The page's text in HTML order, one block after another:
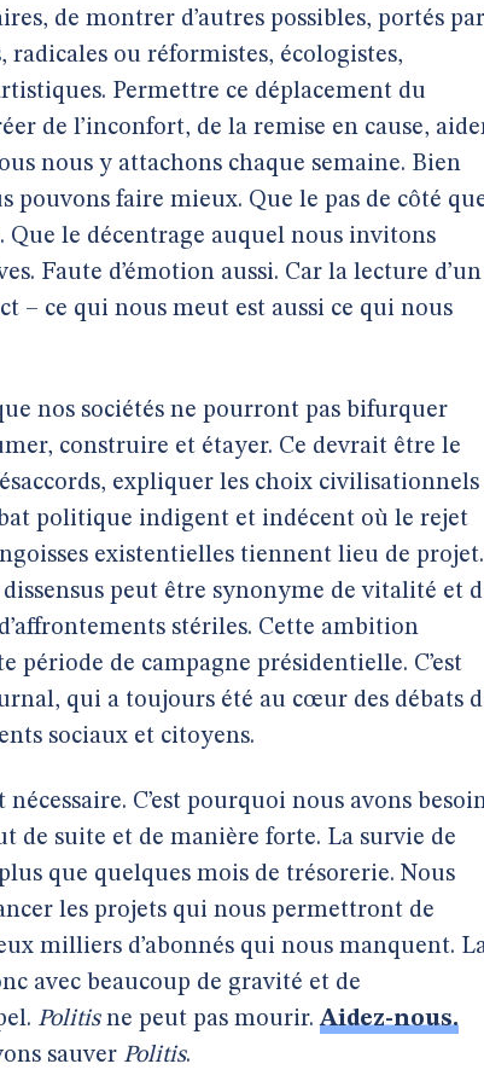
de montrer d’autres possibles, portés par
ou réformistes, écologistes,
Permettre ce déplacement du
de l’inconfort, de la remise en cause,
nous y attachons chaque semaine. Bien
pouvons faire mieux. Que le pas de côté
Que le décentrage auquel nous invitons
Faute d’émotion aussi. Car la lecture d’un
– ce qui nous meut est aussi ce qui nous
nos sociétés ne pourront pas bifurquer
construire et étayer. Ce devrait être le
expliquer les choix civilisationnels
politique indigent et indécent où le rejet
existentielles tiennent lieu de projet.
peut être synonyme de vitalité et
stériles. Cette ambition
période de campagne présidentielle. C’est
qui a toujours été au cœur des débats
sociaux et citoyens.
C’est pourquoi nous avons
de suite et de manière forte. La survie de
que quelques mois de trésorerie. Nous
les projets qui nous permettront de
milliers d’abonnés qui nous manquent.
avec beaucoup de gravité et de
Politisne peut pas mourir.Aidez-nous.
sauver Politis.